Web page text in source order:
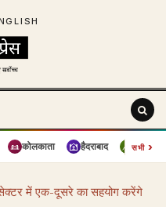
कोलकाता हैदराबाद पुणे
सभी›
में एक-दूसरे का सहयोग करेंगे